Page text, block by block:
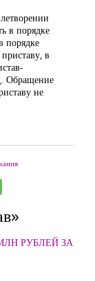
в порядке
порядке
в
Обращение
не
РУБЛЕЙ ЗА